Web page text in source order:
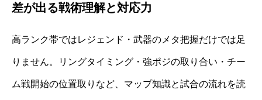
差が出る戦術理解と対応力
高ランク帯ではレジェンド・武器のメタ把握だけでは足
りません。リングタイミング・強ポジの取り合い・チー
ム戦開始の位置取りなど、マップ知識と試合の流れを読